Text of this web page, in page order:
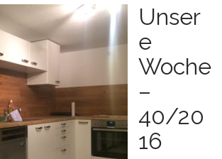
Unser
e
Woche
–
40/20
16